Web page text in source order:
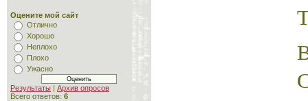
Оцените мой сайт
Отлично
Хорошо
Неплохо
Плохо
Ужасно
Результаты | Архив опросов
Всего ответов: 6